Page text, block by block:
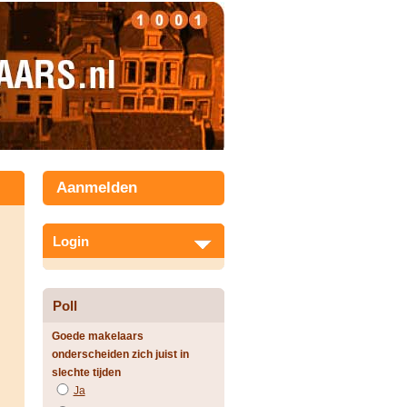
Aanmelden
Login
Poll
Goede makelaars
onderscheiden zich juist in
slechte tijden
Ja